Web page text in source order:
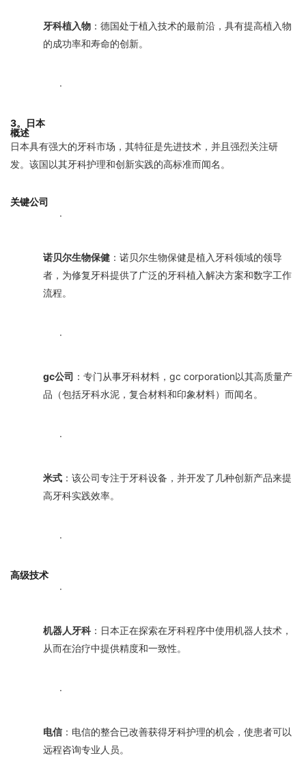
牙科植入物 ：德国处于植入技术的最前沿，具有提高植入物
的成功率和寿命的创新。
·
3。日本
概述
日本具有强大的牙科市场，其特征是先进技术，并且强烈关注研
发。该国以其牙科护理和创新实践的高标准而闻名。
关键公司
·
诺贝尔生物保健 ：诺贝尔生物保健是植入牙科领域的领导
者，为修复牙科提供了广泛的牙科植入解决方案和数字工作
流程。
·
gc公司 ：专门从事牙科材料，gc corporation以其高质量产
品（包括牙科水泥，复合材料和印象材料）而闻名。
·
米式 ：该公司专注于牙科设备，并开发了几种创新产品来提
高牙科实践效率。
·
高级技术
·
机器人牙科 ：日本正在探索在牙科程序中使用机器人技术，
从而在治疗中提供精度和一致性。
·
电信 ：电信的整合已改善获得牙科护理的机会，使患者可以
远程咨询专业人员。